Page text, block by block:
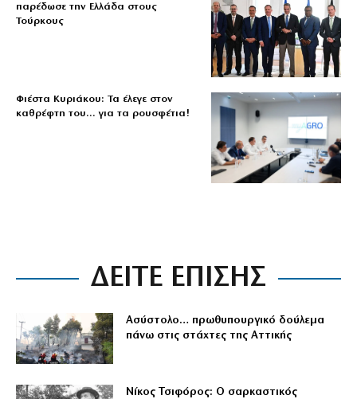
παρέδωσε την Ελλάδα στους
Τούρκους
Φιέστα Κυριάκου: Τα έλεγε στον
καθρέφτη του… για τα ρουσφέτια!
ΔΕΙΤΕ ΕΠΙΣΗΣ
Ασύστολο… πρωθυπουργικό δούλεμα
πάνω στις στάχτες της Αττικής
Νίκος Τσιφόρος: Ο σαρκαστικός